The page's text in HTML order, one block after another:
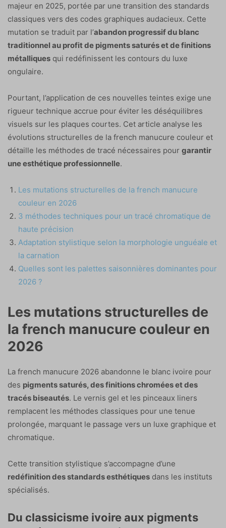
majeur en 2025, portée par une transition des standards
classiques vers des codes graphiques audacieux. Cette
mutation se traduit par l’abandon progressif du blanc
traditionnel au profit de pigments saturés et de finitions
métalliques qui redéfinissent les contours du luxe
ongulaire.
Pourtant, l’application de ces nouvelles teintes exige une
rigueur technique accrue pour éviter les déséquilibres
visuels sur les plaques courtes. Cet article analyse les
évolutions structurelles de la french manucure couleur et
détaille les méthodes de tracé nécessaires pour garantir
une esthétique professionnelle.
Les mutations structurelles de la french manucure
couleur en 2026
3 méthodes techniques pour un tracé chromatique de
haute précision
Adaptation stylistique selon la morphologie unguéale et
la carnation
Quelles sont les palettes saisonnières dominantes pour
2026 ?
Les mutations structurelles de
la french manucure couleur en
2026
La french manucure 2026 abandonne le blanc ivoire pour
des pigments saturés, des finitions chromées et des
tracés biseautés. Le vernis gel et les pinceaux liners
remplacent les méthodes classiques pour une tenue
prolongée, marquant le passage vers un luxe graphique et
chromatique.
Cette transition stylistique s’accompagne d’une
redéfinition des standards esthétiques dans les instituts
spécialisés.
Du classicisme ivoire aux pigments